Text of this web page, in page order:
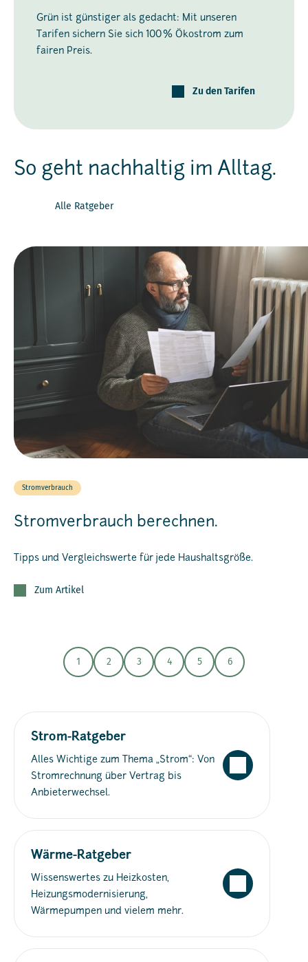
Grün ist günstiger als gedacht: Mit unseren
Tarifen sichern Sie sich 100 % Ökostrom zum
fairen Preis.
Zu den Tarifen
So geht nachhaltig im Alltag.
Alle Ratgeber
Stromverbrauch
Stromverbrauch berechnen.
Tipps und Vergleichswerte für jede Haushaltsgröße.
Zum Artikel
1 2 3 4 5 6
Strom-Ratgeber
Alles Wichtige zum Thema „Strom“: Von
Stromrechnung über Vertrag bis
Anbieterwechsel.
Wärme-Ratgeber
Wissenswertes zu Heizkosten,
Heizungsmodernisierung,
Wärmepumpen und vielem mehr.